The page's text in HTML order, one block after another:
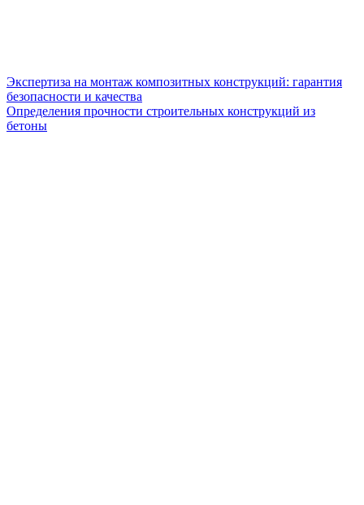
Экспертиза на монтаж композитных конструкций: гарантия
безопасности и качества
Определения прочности строительных конструкций из
бетоны